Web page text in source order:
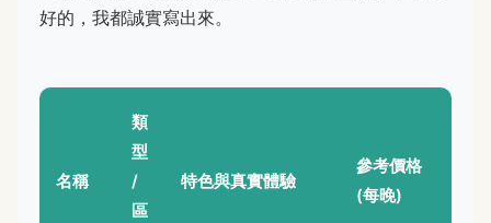
好的，我都誠實寫出來。
名稱
類
型
/
區
特色與真實體驗
參考價格
(每晚)